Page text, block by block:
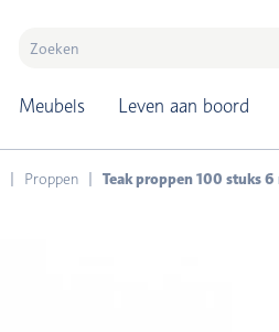
Meubels Leven aan boord
Proppen Teak proppen 100 stuks 6